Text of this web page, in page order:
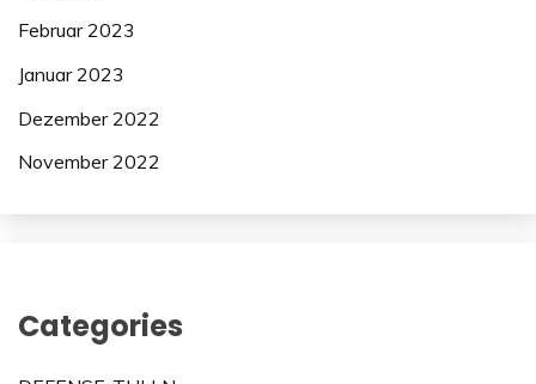
Februar 2023
Januar 2023
Dezember 2022
November 2022
Categories